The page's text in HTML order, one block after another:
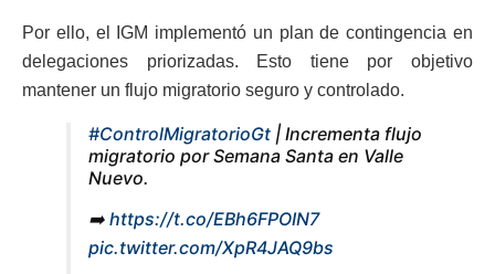
Por ello, el IGM implementó un plan de contingencia en
delegaciones priorizadas. Esto tiene por objetivo
mantener un flujo migratorio seguro y controlado.
#ControlMigratorioGt | Incrementa flujo
migratorio por Semana Santa en Valle
Nuevo.
➡️ https://t.co/EBh6FPOIN7
pic.twitter.com/XpR4JAQ9bs